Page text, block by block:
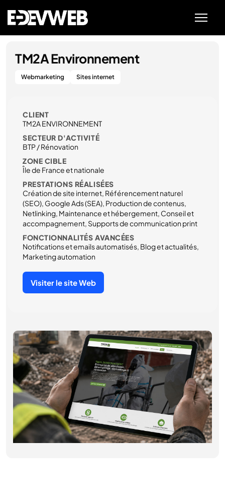
TM2A Environnement
Webmarketing Sites internet
CLIENT
TM2A ENVIRONNEMENT
SECTEUR D'ACTIVITÉ
BTP / Rénovation
ZONE CIBLE
Île de France et nationale
PRESTATIONS RÉALISÉES
Création de site internet, Référencement naturel
(SEO), Google Ads (SEA), Production de contenus,
Netlinking, Maintenance et hébergement, Conseil et
accompagnement, Supports de communication print
FONCTIONNALITÉS AVANCÉES
Notifications et emails automatisés, Blog et actualités,
Marketing automation
Visiter le site Web